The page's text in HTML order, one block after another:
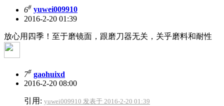
6# yuwei009910
2016-2-20 01:39
放心用四季！至于磨镜面，跟磨刀器无关，关乎磨料和耐性
7# gaohuixd
2016-2-20 08:00
引用: yuwei009910 发表于 2016-2-20 01:39